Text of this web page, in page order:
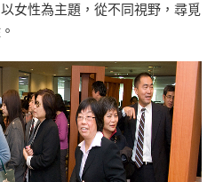
女性為主題，從不同視野，尋覓